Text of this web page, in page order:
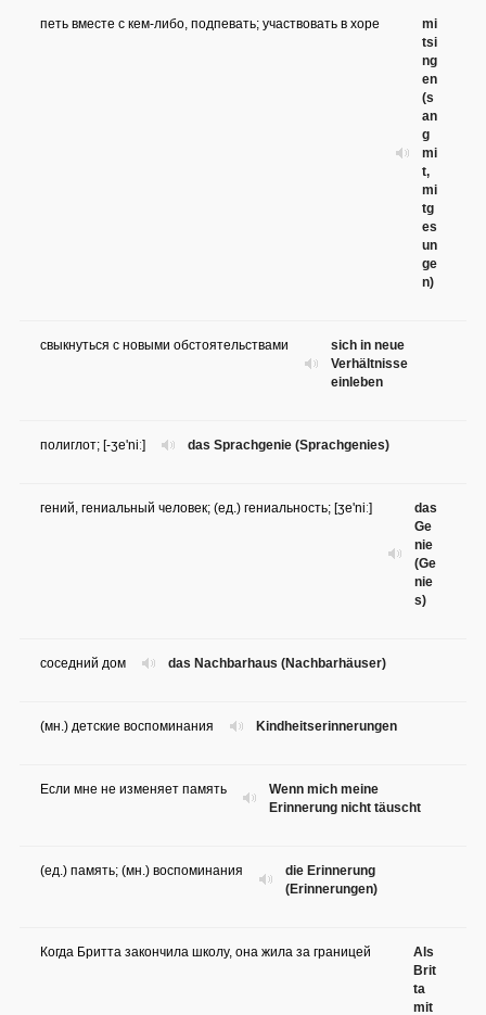
mi
tsi
ng
en
(s
an
g
mi
t,
mi
tg
es
un
ge
n)
петь вместе с кем-либо, подпевать; участвовать в хоре
sich in neue
Verhältnisse
einleben
свыкнуться с новыми обстоятельствами
das Sprachgenie (Sprachgenies)
полиглот; [-ʒe'niː]
das
Ge
nie
(Ge
nie
s)
гений, гениальный человек; (ед.) гениальность; [ʒe'niː]
das Nachbarhaus (Nachbarhäuser)
соседний дом
Kindheitserinnerungen
(мн.) детские воспоминания
Wenn mich meine
Erinnerung nicht täuscht
Если мне не изменяет память
die Erinnerung
(Erinnerungen)
(ед.) память; (мн.) воспоминания
Als
Brit
ta
mit
Когда Бритта закончила школу, она жила за границей